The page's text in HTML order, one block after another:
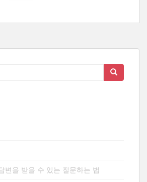
변을 받을 수 있는 질문하는 법